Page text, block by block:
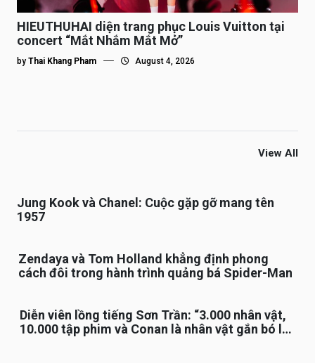
HIEUTHUHAI diện trang phục Louis Vuitton tại
concert “Mắt Nhắm Mắt Mở”
by Thai Khang Pham August 4, 2026
View All
Jung Kook và Chanel: Cuộc gặp gỡ mang tên
1957
Zendaya và Tom Holland khẳng định phong
cách đôi trong hành trình quảng bá Spider-Man
Diễn viên lồng tiếng Sơn Trần: “3.000 nhân vật,
10.000 tập phim và Conan là nhân vật gắn bó lâu